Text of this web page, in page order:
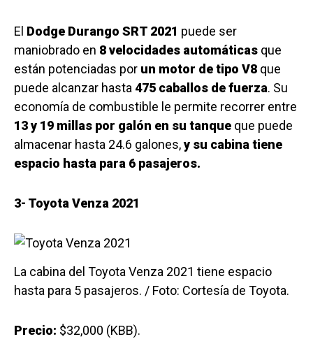
El Dodge Durango SRT 2021 puede ser
maniobrado en 8 velocidades automáticas que
están potenciadas por un motor de tipo V8 que
puede alcanzar hasta 475 caballos de fuerza. Su
economía de combustible le permite recorrer entre
13 y 19 millas por galón en su tanque que puede
almacenar hasta 24.6 galones,y su cabina tiene
espacio hasta para 6 pasajeros.
3- Toyota Venza 2021
La cabina del Toyota Venza 2021 tiene espacio
hasta para 5 pasajeros. / Foto: Cortesía de Toyota.
Precio: $32,000 (KBB).